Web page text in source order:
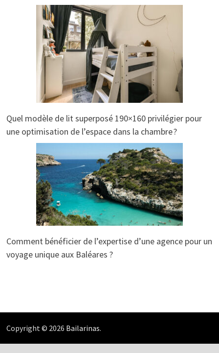
Quel modèle de lit superposé 190×160 privilégier pour
une optimisation de l’espace dans la chambre ?
Comment bénéficier de l’expertise d’une agence pour un
voyage unique aux Baléares ?
Copyright © 2026 Bailarinas.